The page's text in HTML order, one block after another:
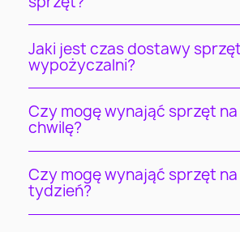
Jaki jest czas dostawy
wypożyczalni?
Czy mogę wynająć sprzęt
chwilę?
Czy mogę wynająć sprzęt na
tydzień?